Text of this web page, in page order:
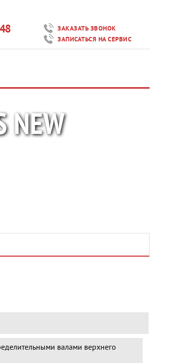
ЗАКАЗАТЬ ЗВОНОК
ЗАПИСАТЬСЯ НА СЕРВИС
NEW
валами верхнего